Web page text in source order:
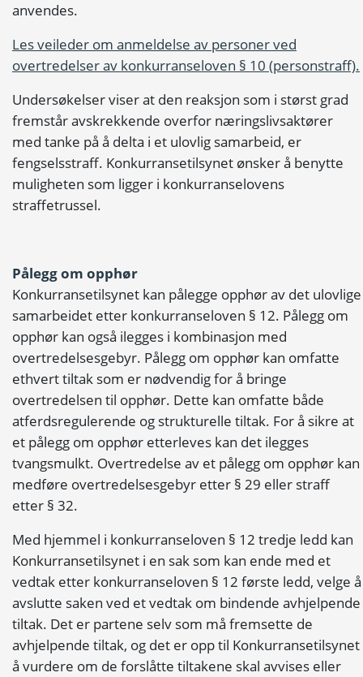
anvendes.
Les veileder om anmeldelse av personer ved
overtredelser av konkurranseloven § 10 (personstraff).
Undersøkelser viser at den reaksjon som i størst grad
fremstår avskrekkende overfor næringslivsaktører
med tanke på å delta i et ulovlig samarbeid, er
fengselsstraff. Konkurransetilsynet ønsker å benytte
muligheten som ligger i konkurranselovens
straffetrussel.
Pålegg om opphør
Konkurransetilsynet kan pålegge opphør av det ulovlige
samarbeidet etter konkurranseloven § 12. Pålegg om
opphør kan også ilegges i kombinasjon med
overtredelsesgebyr. Pålegg om opphør kan omfatte
ethvert tiltak som er nødvendig for å bringe
overtredelsen til opphør. Dette kan omfatte både
atferdsregulerende og strukturelle tiltak. For å sikre at
et pålegg om opphør etterleves kan det ilegges
tvangsmulkt. Overtredelse av et pålegg om opphør kan
medføre overtredelsesgebyr etter § 29 eller straff
etter § 32.
Med hjemmel i konkurranseloven § 12 tredje ledd kan
Konkurransetilsynet i en sak som kan ende med et
vedtak etter konkurranseloven § 12 første ledd, velge å
avslutte saken ved et vedtak om bindende avhjelpende
tiltak. Det er partene selv som må fremsette de
avhjelpende tiltak, og det er opp til Konkurransetilsynet
å vurdere om de forslåtte tiltakene skal avvises eller